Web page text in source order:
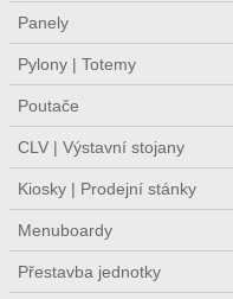
Panely
Pylony | Totemy
Poutače
CLV | Výstavní stojany
Kiosky | Prodejní stánky
Menuboardy
Přestavba jednotky